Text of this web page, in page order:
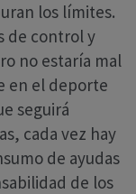
los límites.
de control y
no estaría mal
en el deporte
seguirá
cada vez hay
de ayudas
de los